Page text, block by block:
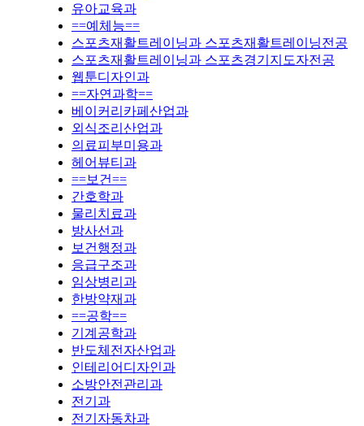
유아교육과
==예체능==
스포츠재활트레이닝과 스포츠재활트레이닝전공
스포츠재활트레이닝과 스포츠경기지도자전공
웹툰디자인과
==자연과학==
베이커리카페산업과
외식조리산업과
의료피부미용과
헤어뷰티과
==보건==
간호학과
물리치료과
방사선과
보건행정과
응급구조과
임상병리과
한방약재과
==공학==
기계공학과
반도체전자산업과
인테리어디자인과
소방안전관리과
전기과
전기자동차과